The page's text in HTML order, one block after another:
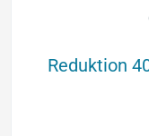
grå
antal
Reduktion